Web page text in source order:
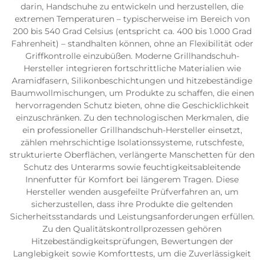
darin, Handschuhe zu entwickeln und herzustellen, die
extremen Temperaturen – typischerweise im Bereich von
200 bis 540 Grad Celsius (entspricht ca. 400 bis 1.000 Grad
Fahrenheit) – standhalten können, ohne an Flexibilität oder
Griffkontrolle einzubüßen. Moderne Grillhandschuh-
Hersteller integrieren fortschrittliche Materialien wie
Aramidfasern, Silikonbeschichtungen und hitzebeständige
Baumwollmischungen, um Produkte zu schaffen, die einen
hervorragenden Schutz bieten, ohne die Geschicklichkeit
einzuschränken. Zu den technologischen Merkmalen, die
ein professioneller Grillhandschuh-Hersteller einsetzt,
zählen mehrschichtige Isolationssysteme, rutschfeste,
strukturierte Oberflächen, verlängerte Manschetten für den
Schutz des Unterarms sowie feuchtigkeitsableitende
Innenfutter für Komfort bei längerem Tragen. Diese
Hersteller wenden ausgefeilte Prüfverfahren an, um
sicherzustellen, dass ihre Produkte die geltenden
Sicherheitsstandards und Leistungsanforderungen erfüllen.
Zu den Qualitätskontrollprozessen gehören
Hitzebeständigkeitsprüfungen, Bewertungen der
Langlebigkeit sowie Komforttests, um die Zuverlässigkeit